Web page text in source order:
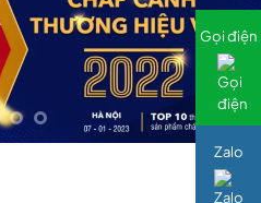
Gọi điện
Zalo